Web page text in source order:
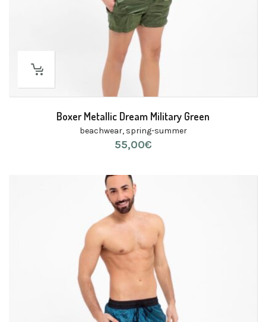
Boxer Metallic Dream Military Green
beachwear, spring-summer
55,00€